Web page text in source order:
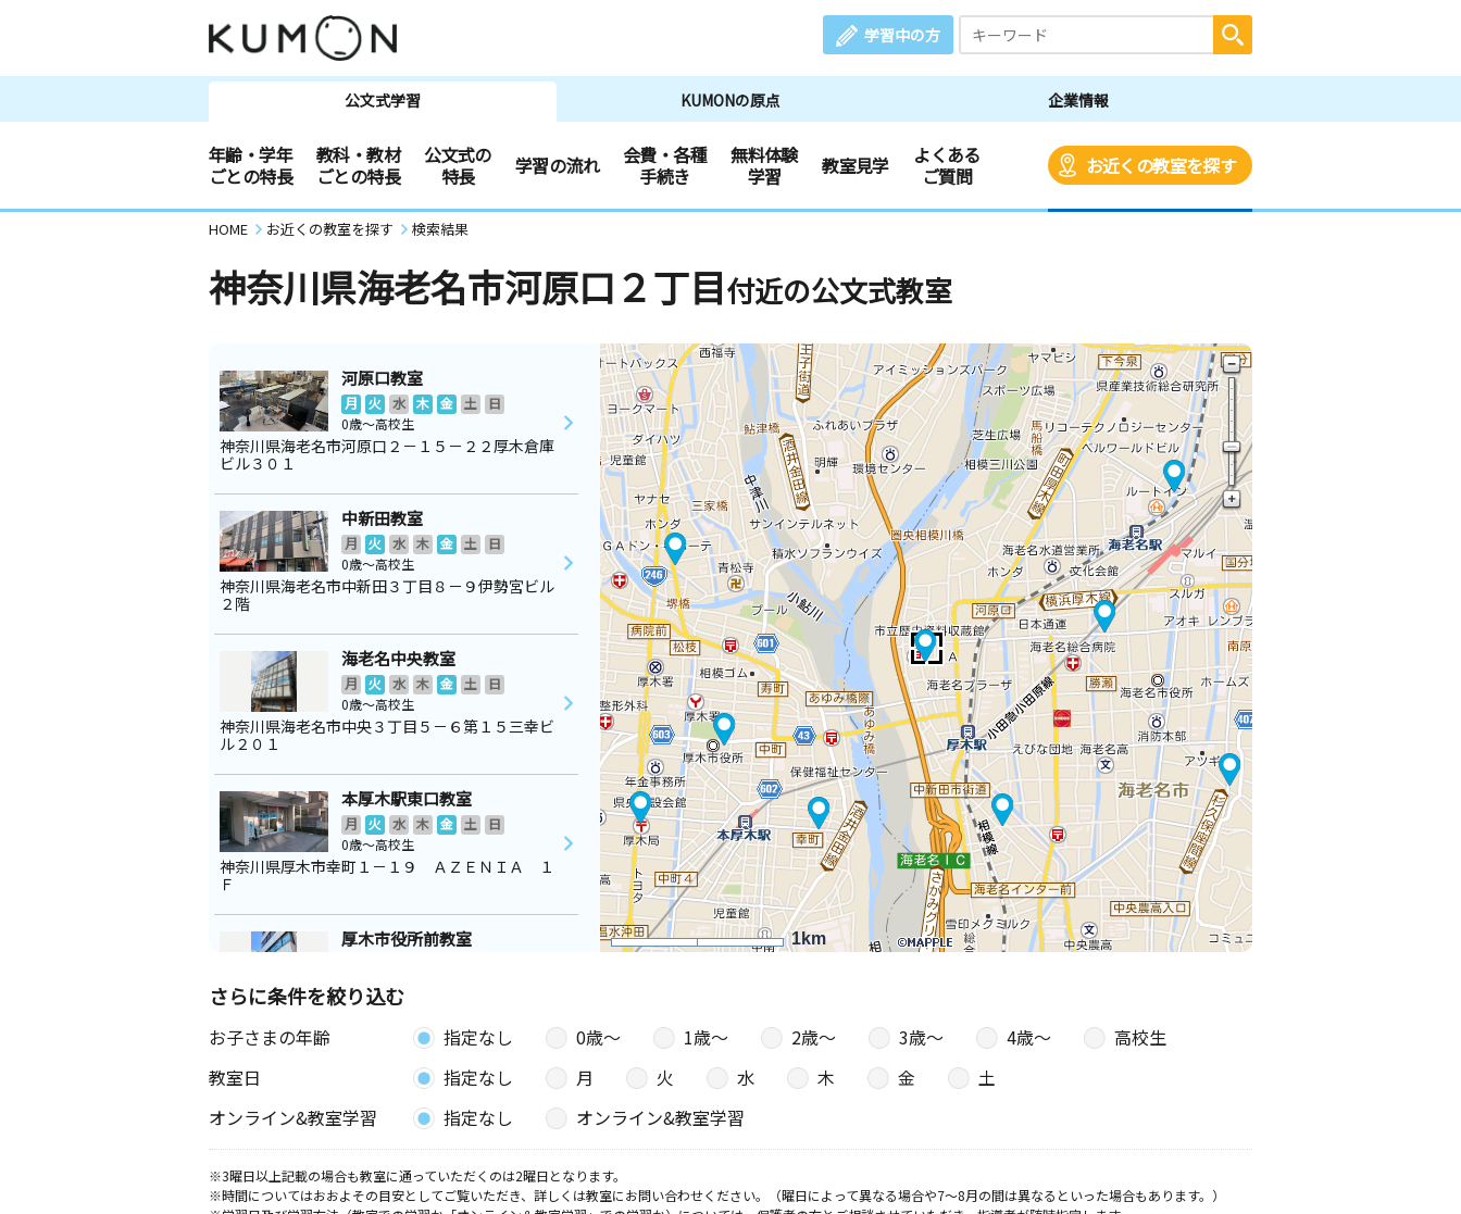
学習中の方
公文式学習 KUMONの原点 企業情報
年齢・学年
ごとの特長
教科・教材
ごとの特長
公文式の
特長
学習の流れ
会費・各種
手続き
無料体験
学習
教室見学
よくある
ご質問
お近くの教室を探す
HOME お近くの教室を探す 検索結果
神奈川県海老名市河原口２丁目付近の公文式教室
1km
河原口教室
月 火 水 木 金 土
日
0歳～高校生
神奈川県海老名市河原口２－１５－２２厚木倉庫
ビル３０１
中新田教室
月 火 水 木 金 土
日
0歳～高校生
神奈川県海老名市中新田３丁目８－９伊勢宮ビル
２階
海老名中央教室
月 火 水 木 金 土
日
0歳～高校生
神奈川県海老名市中央３丁目５－６第１５三幸ビ
ル２０１
本厚木駅東口教室
月 火 水 木 金 土
日
0歳～高校生
神奈川県厚木市幸町１－１９ ＡＺＥＮＩＡ １
Ｆ
厚木市役所前教室
2歳～高校生
神奈川県厚木市中町３丁目１７－２１ ワミレス
妻田南教室
木
0歳～高校生
神奈川県厚木市妻田南１丁目１５－３０
泉１丁目教室
さらに条件を絞り込む
お子さまの年齢 指定なし 0歳〜 1歳〜 2歳〜 3歳〜 4歳〜
高校生
教室日
指定なし 月 火 水 木 金
土
オンライン&教室学習
指定なし オンライン&教室学習
※3曜日以上記載の場合も教室に通っていただくのは2曜日となります。
※時間についてはおおよその目安としてご覧いただき、詳しくは教室にお問い合わせください。（曜日によって異なる場合や7～8月の間は異なるといった場合もあります。）